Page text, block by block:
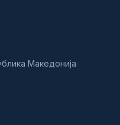
Македонија